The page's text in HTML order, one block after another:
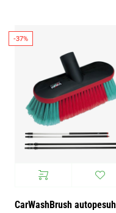
-37%
CarWashBrush